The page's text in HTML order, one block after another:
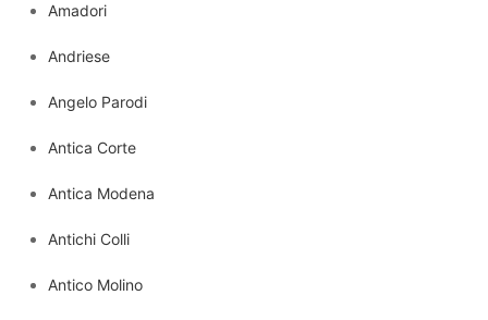
Amadori
Andriese
Angelo Parodi
Antica Corte
Antica Modena
Antichi Colli
Antico Molino